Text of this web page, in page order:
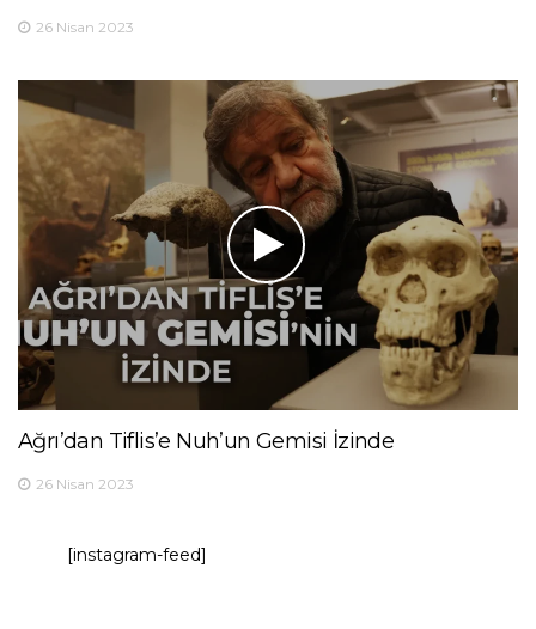
26 Nisan 2023
Ağrı’dan Tiflis’e Nuh’un Gemisi İzinde
26 Nisan 2023
[instagram-feed]